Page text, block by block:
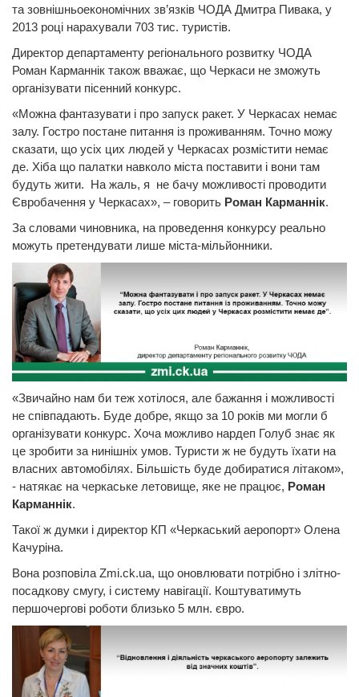
та зовнішньоекономічних зв’язків ЧОДА Дмитра Пивака, у
2013 році нарахували 703 тис. туристів.
Директор департаменту регіонального розвитку ЧОДА
Роман Карманнік також вважає, що Черкаси не зможуть
організувати пісенний конкурс.
«Можна фантазувати і про запуск ракет. У Черкасах немає
залу. Гостро постане питання із проживанням. Точно можу
сказати, що усіх цих людей у Черкасах розмістити немає
де. Хіба що палатки навколо міста поставити і вони там
будуть жити. На жаль, я не бачу можливості проводити
Євробачення у Черкасах», – говорить Роман Карманнік.
За словами чиновника, на проведення конкурсу реально
можуть претендувати лише міста-мільйонники.
«Звичайно нам би теж хотілося, але бажання і можливості
не співпадають. Буде добре, якщо за 10 років ми могли б
організувати конкурс. Хоча можливо нардеп Голуб знає як
це зробити за нинішніх умов. Туристи ж не будуть їхати на
власних автомобілях. Більшість буде добиратися літаком»,
- натякає на черкаське летовище, яке не працює, Роман
Карманнік.
Такої ж думки і директор КП «Черкаський аеропорт» Олена
Качуріна.
Вона розповіла Zmi.ck.ua, що оновлювати потрібно і злітно-
посадкову смугу, і систему навігації. Коштуватимуть
першочергові роботи близько 5 млн. євро.